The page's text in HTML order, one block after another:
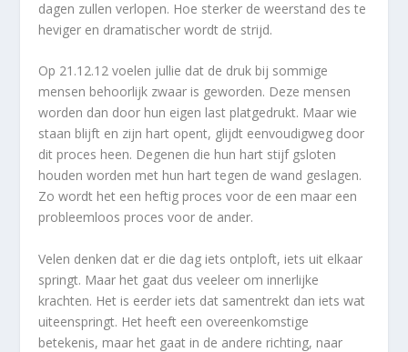
dagen zullen verlopen. Hoe sterker de weerstand des te
heviger en dramatischer wordt de strijd.
Op 21.12.12 voelen jullie dat de druk bij sommige
mensen behoorlijk zwaar is geworden. Deze mensen
worden dan door hun eigen last platgedrukt. Maar wie
staan blijft en zijn hart opent, glijdt eenvoudigweg door
dit proces heen. Degenen die hun hart stijf gsloten
houden worden met hun hart tegen de wand geslagen.
Zo wordt het een heftig proces voor de een maar een
probleemloos proces voor de ander.
Velen denken dat er die dag iets ontploft, iets uit elkaar
springt. Maar het gaat dus veeleer om innerlijke
krachten. Het is eerder iets dat samentrekt dan iets wat
uiteenspringt. Het heeft een overeenkomstige
betekenis, maar het gaat in de andere richting, naar